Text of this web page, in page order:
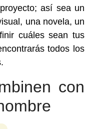
así sea un
una novela, un
cuáles sean tus
todos los
con